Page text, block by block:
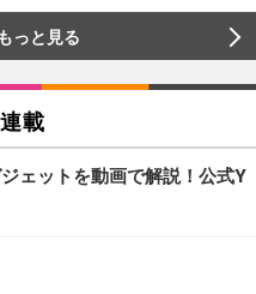
っと見る
載
ェットを動画で解説！公式Y